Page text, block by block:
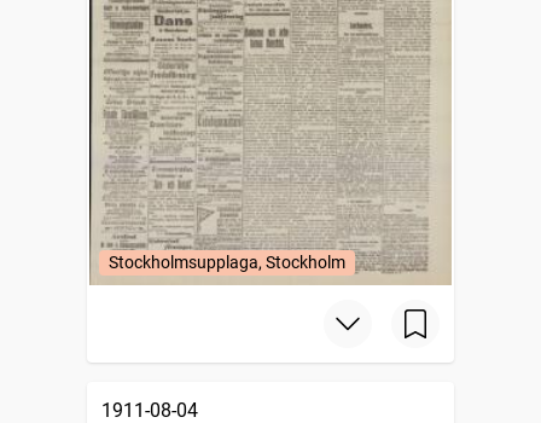
Stockholmsupplaga, Stockholm
1911-08-04